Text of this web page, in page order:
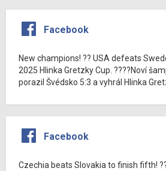
Facebook
New champions! ?? USA defeats
2025 Hlinka Gretzky Cup. ????Noví
porazil Švédsko 5:3 a vyhrál Hlinka
Facebook
Czechia beats Slovakia to finish fifth!